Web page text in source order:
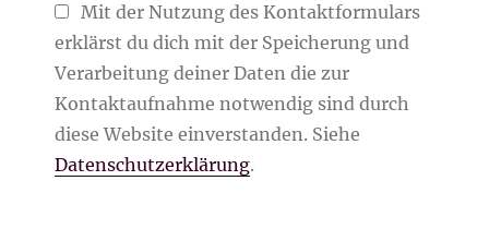
Mit der Nutzung des Kontaktformulars
erklärst du dich mit der Speicherung und
Verarbeitung deiner Daten die zur
Kontaktaufnahme notwendig sind durch
diese Website einverstanden. Siehe
Datenschutzerklärung.